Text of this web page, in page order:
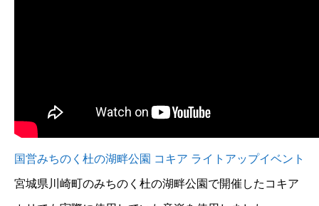
国営みちのく杜の湖畔公園 コキア ライトアップイベント
宮城県川崎町のみちのく杜の湖畔公園で開催したコキア